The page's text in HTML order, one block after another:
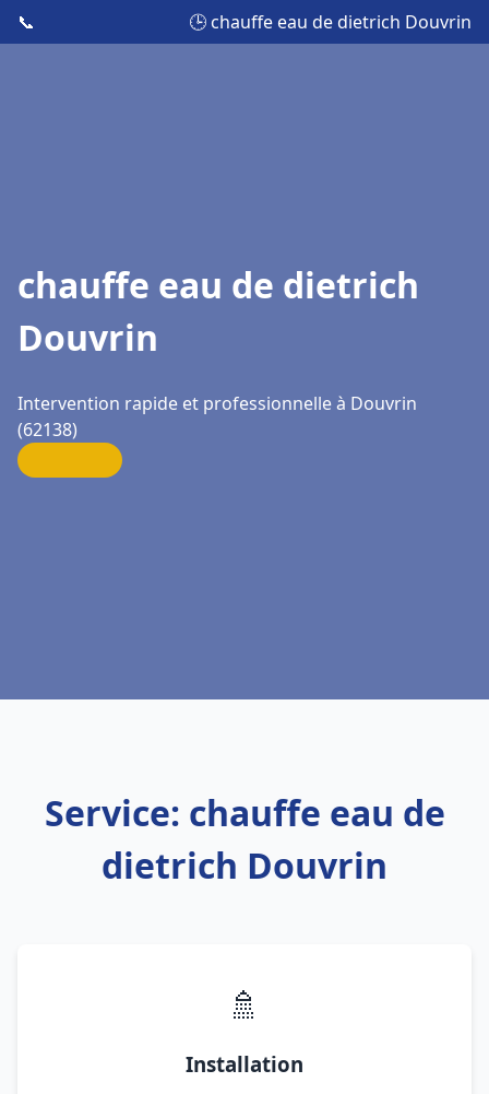
📞 🕒 chauffe eau de dietrich Douvrin
chauffe eau de dietrich
Douvrin
Intervention rapide et professionnelle à Douvrin
(62138)
Service: chauffe eau de
dietrich Douvrin
🚿
Installation